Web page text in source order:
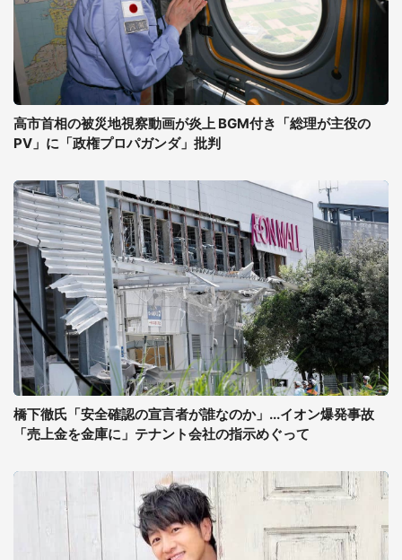
高市首相の被災地視察動画が炎上 BGM付き「総理が主役の
PV」に「政権プロパガンダ」批判
橋下徹氏「安全確認の宣言者が誰なのか」...イオン爆発事故
「売上金を金庫に」テナント会社の指示めぐって